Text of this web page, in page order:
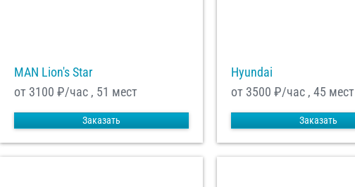
MAN Lion's Star
от 3100 ₽/час , 51 мест
Заказать
Hyundai
от 3500 ₽/час , 45 мест
Заказать